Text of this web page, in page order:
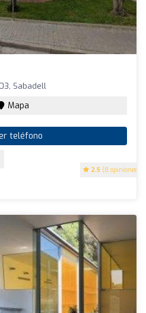
2.5 (8 opiniones)
Sabadell
Mapa
teléfono